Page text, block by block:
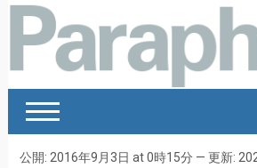
公開: 2016年9月3日 at 0時15分 — 更新: